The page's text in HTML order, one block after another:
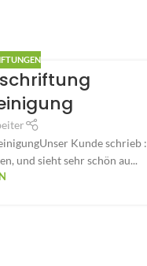
Kunde schrieb :
und sieht sehr schön au...